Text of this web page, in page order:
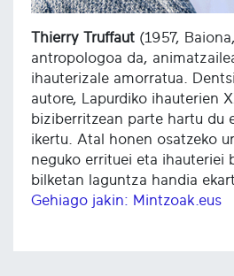
Thierry Truffaut (1957,
antropologoa da,
ihauterizale amorratua.
autore, Lapurdiko ihauterien
biziberritzean parte hartu du
ikertu. Atal honen osatzeko
neguko errituei eta ihauteriei
bilketan laguntza handia
Gehiago jakin: Mintzoak.eus